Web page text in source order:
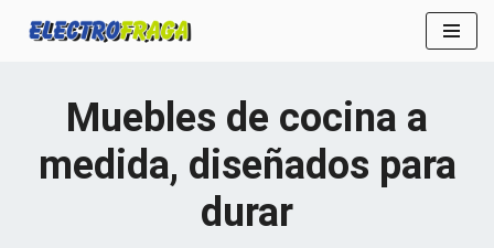
contenidoMuebles de cocina a
medida, diseñados para
durar